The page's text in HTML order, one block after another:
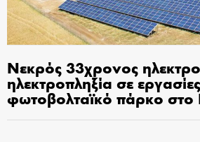
Νεκρός 33χρονος
ηλεκτροπληξία σε
φωτοβολταϊκό πάρκο